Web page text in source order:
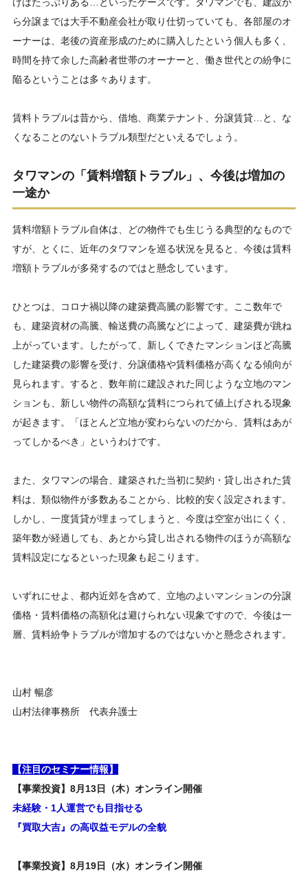
ら分譲までは大手不動産会社が取り仕切っていても、各部屋のオ
ーナーは、老後の資産形成のために購入したという個人も多く、
時間を持て余した高齢者世帯のオーナーと、働き世代との紛争に
陥るということは多々あります。
賃料トラブルは昔から、借地、商業テナント、分譲賃貸…と、な
くなることのないトラブル類型だといえるでしょう。
タワマンの「賃料増額トラブル」、今後は増加の
一途か
賃料増額トラブル自体は、どの物件でも生じうる典型的なもので
すが、とくに、近年のタワマンを巡る状況を見ると、今後は賃料
増額トラブルが多発するのではと懸念しています。
ひとつは、コロナ禍以降の建築費高騰の影響です。ここ数年で
も、建築資材の高騰、輸送費の高騰などによって、建築費が跳ね
上がっています。したがって、新しくできたマンションほど高騰
した建築費の影響を受け、分譲価格や賃料価格が高くなる傾向が
見られます。すると、数年前に建設された同じような立地のマン
ションも、新しい物件の高額な賃料につられて値上げされる現象
が起きます。「ほとんど立地が変わらないのだから、賃料はあが
ってしかるべき」というわけです。
また、タワマンの場合、建築された当初に契約・貸し出された賃
料は、類似物件が多数あることから、比較的安く設定されます。
しかし、一度賃貸が埋まってしまうと、今度は空室が出にくく、
築年数が経過しても、あとから貸し出される物件のほうが高額な
賃料設定になるといった現象も起こります。
いずれにせよ、都内近郊を含めて、立地のよいマンションの分譲
価格・賃料価格の高額化は避けられない現象ですので、今後は一
層、賃料紛争トラブルが増加するのではないかと懸念されます。
山村 暢彦
山村法律事務所 代表弁護士
【注目のセミナー情報】
【事業投資】8月13日（木）オンライン開催
未経験・1人運営でも目指せる
『買取大吉』の高収益モデルの全貌
【事業投資】8月19日（水）オンライン開催